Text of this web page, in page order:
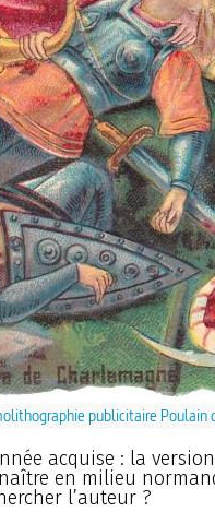
publicitaire Poulain
acquise : la
en milieu
l’auteur ?